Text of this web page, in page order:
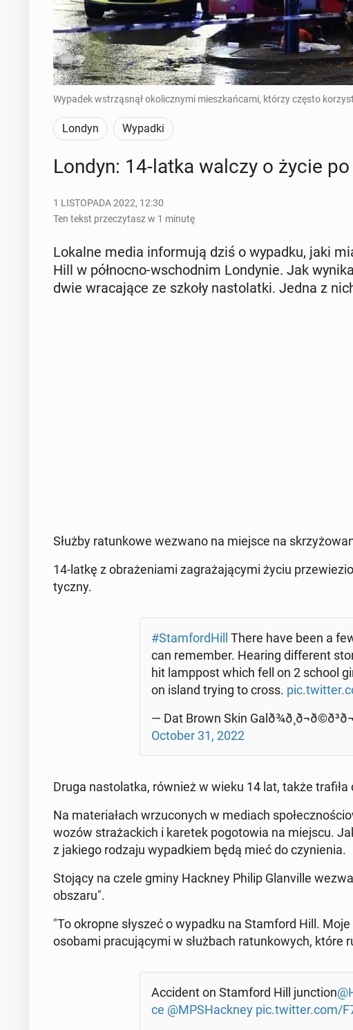
Wypadek wstrząsnął okolicznymi mieszkańcami, którzy często
Londyn Wypadki
Londyn: 14-latka walczy o życie
1 LISTOPADA 2022, 12:30
Ten tekst przeczytasz w 1 minutę
Lokalne media in­for­mu­ją dziś o wypadku, jaki
Hill w pół­noc­no-wschod­nim Lon­dy­nie. Jak
dwie wra­ca­ją­ce ze szkoły na­sto­lat­ki. Jedna z
Służby ra­tun­ko­we wezwano na miejsce na
14-latkę z ob­ra­że­nia­mi za­gra­ża­ją­cy­mi życiu
tycz­ny.
#Stam­for­dHill
There have been a
can re­mem­ber. Hearing dif­fe­rent
hit lamp­post which fell on 2 school
on island trying to cross.
— Dat Brown Skin
October 31, 2022
Druga na­sto­lat­ka, również w wieku 14 lat, także
Na ma­te­ria­łach wrzu­co­nych w mediach
wozów stra­żac­kich i karetek po­go­to­wia na miejscu.
z jakiego rodzaju wy­pad­kiem będą mieć do czy­nie­nia.
Stojący na czele gminy Hackney Philip Gla­nvil­le
obszaru".
"To okropne słyszeć o wypadku na Stam­ford Hill.
osobami pra­cu­ją­cy­mi w służ­bach ra­tun­ko­wych, które
Ac­ci­dent on Stam­ford Hill junc­tion
ce @MPSHack­ney pic.twitter.com/